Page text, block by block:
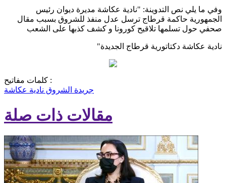
وفي ما يلي نص التدوينة: "نادية عكاشة مديرة ديوان رئيس
الجمهورية حاكمة قرطاج ترسل عدل منفذ للشروق بسبب مقال
صحفي حول تسلمها تلاقيح كورونا و كشف كذبها على الشعب
نادية عكاشة دكتاتورية قرطاج الجديدة"
كلمات مفاتيح :
جريدة الشروق نادية عكاشة
مقالات ذات صلة